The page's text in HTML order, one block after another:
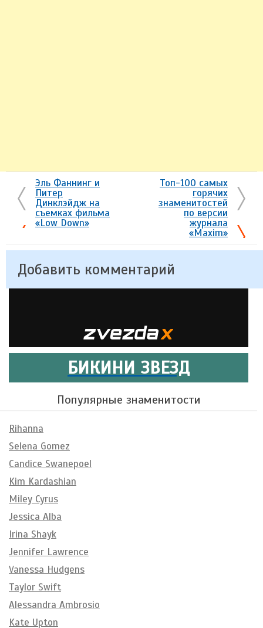
Эль Фаннинг и
Питер
Динклэйдж на
съемках фильма
«Low Down»
Топ-100 самых
горячих
знаменитостей
по версии
журнала
«Maxim»
Добавить комментарий
БИКИНИ ЗВЕЗД
Популярные знаменитости
Rihanna
Selena Gomez
Candice Swanepoel
Kim Kardashian
Miley Cyrus
Jessica Alba
Irina Shayk
Jennifer Lawrence
Vanessa Hudgens
Taylor Swift
Alessandra Ambrosio
Kate Upton